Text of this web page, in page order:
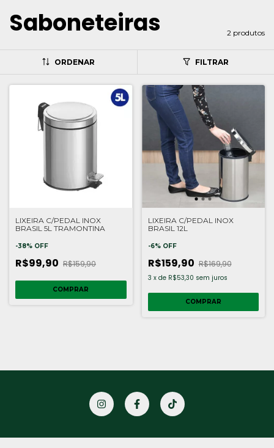
Saboneteiras
2 produtos
ORDENAR FILTRAR
LIXEIRA C/PEDAL INOX
BRASIL 5L TRAMONTINA
-38% OFF
R$99,90 R$159,90
LIXEIRA C/PEDAL INOX
BRASIL 12L
-6% OFF
R$159,90 R$169,90
3 x de R$53,30 sem juros
COMPRAR